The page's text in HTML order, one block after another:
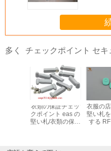
finding that sweet
No more eye
recommend taking
once you dial in
adjustment is
makes all the
during long
多く チェックポイント セ
衣類の保証チェッ
クポイント eas の
堅い札/衣類の保証
衣服の
堅い札
する